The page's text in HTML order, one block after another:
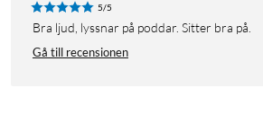
5/5
Bra ljud, lyssnar på poddar. Sitter bra på.
Gå till recensionen